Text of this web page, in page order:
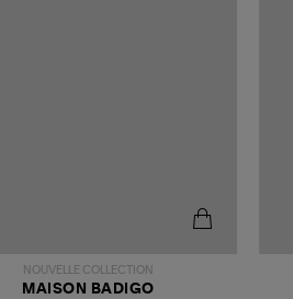
NOUVELLE COLLECTION
MAISON BADIGO